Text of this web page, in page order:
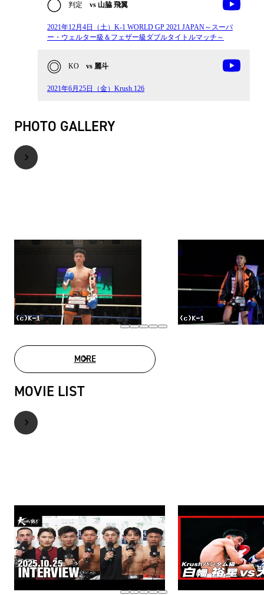
判定 vs 山脇 飛翼
2021年12月4日（土）K-1 WORLD GP 2021 JAPAN～スーパ
ー・ウェルター級＆フェザー級ダブルタイトルマッチ～
KO vs 麗斗
2021年6月25日（金）Krush.126
PHOTO GALLERY
MOREPHOTO GALLERY
MOVIE LIST